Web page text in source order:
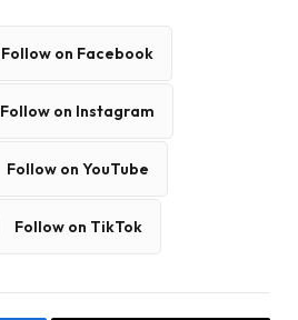
Follow on Facebook
Follow on Instagram
Follow on YouTube
Follow on TikTok